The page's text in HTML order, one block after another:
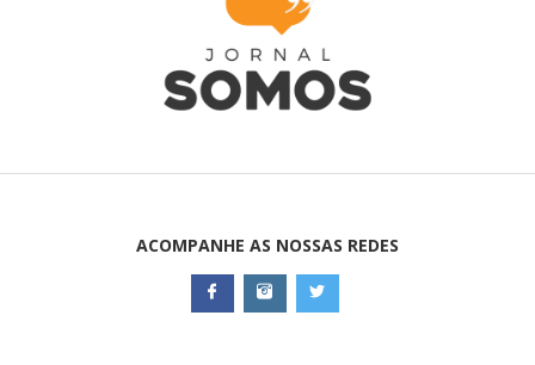
ACOMPANHE AS NOSSAS REDES